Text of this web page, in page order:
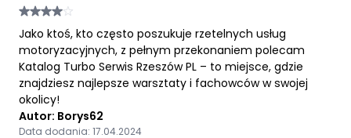
Jako ktoś, kto często poszukuje rzetelnych usług
motoryzacyjnych, z pełnym przekonaniem polecam
Katalog Turbo Serwis Rzeszów PL – to miejsce, gdzie
znajdziesz najlepsze warsztaty i fachowców w swojej
okolicy!
Autor: Borys62
Data dodania: 17.04.2024